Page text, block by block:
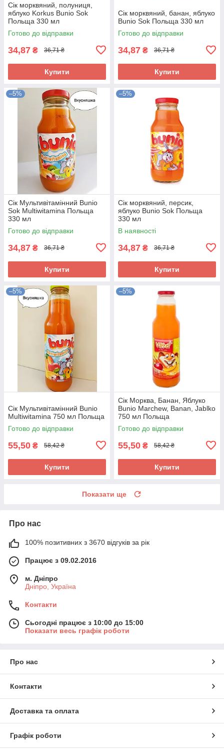
Сік морквяний, полуниця,
яблуко Korkus Bunio Sok
Польща 330 мл
Готово до відправки
34,87 ₴ 36,71 ₴
Купити
Сік морквяний, банан, яблуко
Bunio Sok Польща 330 мл
Готово до відправки
34,87 ₴ 36,71 ₴
Купити
–5%
Сік Мультивітамінний Bunio
Sok Multiwitamina Польща
330 мл
Готово до відправки
34,87 ₴ 36,71 ₴
Купити
–5%
Сік морквяний, персик,
яблуко Bunio Sok Польща
330 мл
В наявності
34,87 ₴ 36,71 ₴
Купити
–5%
Сік Мультивітамінний Bunio
Multiwitamina 750 мл Польща
Готово до відправки
55,50 ₴ 58,42 ₴
Купити
–5%
Сік Морква, Банан, Яблуко
Bunio Marchew, Banan, Jablko
750 мл Польща
Готово до відправки
55,50 ₴ 58,42 ₴
Купити
Показати ще
Про нас
100% позитивних з 3670 відгуків за рік
Працює з 09.02.2016
м. Дніпро
Дніпро, Україна
Контакти
Сьогодні працює з 10:00 до 15:00
Показати весь графік роботи
Про нас
Контакти
Доставка та оплата
Графік роботи